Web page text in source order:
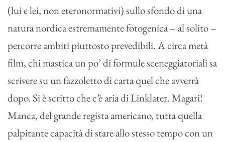
(lui e lei, non eteronormativi) sullo sfondo di una
natura nordica estremamente fotogenica – al solito –
percorre ambiti piuttosto prevedibili. A circa metà
film, chi mastica un po’ di formule sceneggiatoriali sa
scrivere su un fazzoletto di carta quel che avverrà
dopo. Si è scritto che c’è aria di Linklater. Magari!
Manca, del grande regista americano, tutta quella
palpitante capacità di stare allo stesso tempo con un